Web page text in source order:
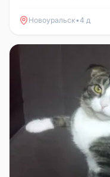
Новоуральск•4 д